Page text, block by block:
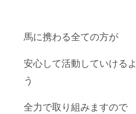
馬に携わる全ての方が
安心して活動していけるよ
う
全力で取り組みますので